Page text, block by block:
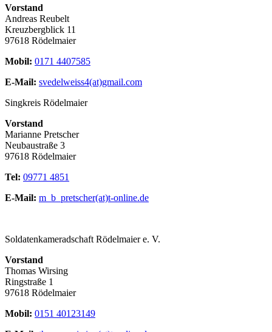
Vorstand
Andreas Reubelt
Kreuzbergblick 11
97618 Rödelmaier
Mobil: 0171 4407585
E-Mail: svedelweiss4(at)gmail.com
Singkreis Rödelmaier
Vorstand
Marianne Pretscher
Neubaustraße 3
97618 Rödelmaier
Tel: 09771 4851
E-Mail: m_b_pretscher(at)t-online.de
Soldatenkameradschaft Rödelmaier e. V.
Vorstand
Thomas Wirsing
Ringstraße 1
97618 Rödelmaier
Mobil: 0151 40123149